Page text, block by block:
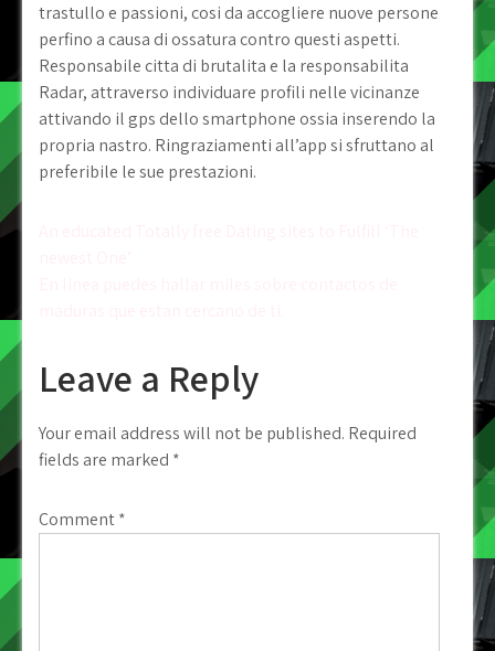
trastullo e passioni, cosi da accogliere nuove persone
perfino a causa di ossatura contro questi aspetti.
Responsabile citta di brutalita e la responsabilita
Radar, attraverso individuare profili nelle vicinanze
attivando il gps dello smartphone ossia inserendo la
propria nastro. Ringraziamenti all’app si sfruttano al
preferibile le sue prestazioni.
Leave a Reply
Your email address will not be published. Required
fields are marked *
Comment*